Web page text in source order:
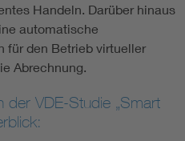
Handeln. Darüber hinaus
automatische
für den Betrieb virtueller
Abrechnung.
der VDE-Studie „Smart